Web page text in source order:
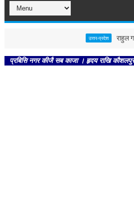
राहुल गांधी की
नगर कीजै सब काजा । हृदय राखि कौशलपुर